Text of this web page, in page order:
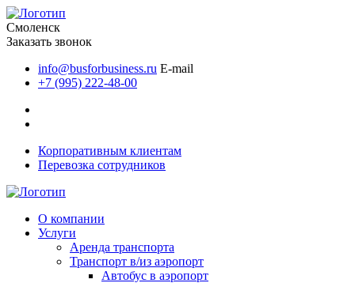
Смоленск
Заказать звонок
info@busforbusiness.ru E-mail
+7 (995) 222-48-00
Корпоративным клиентам
Перевозка сотрудников
О компании
Услуги
Аренда транспорта
Транспорт в/из аэропорт
Автобус в аэропорт